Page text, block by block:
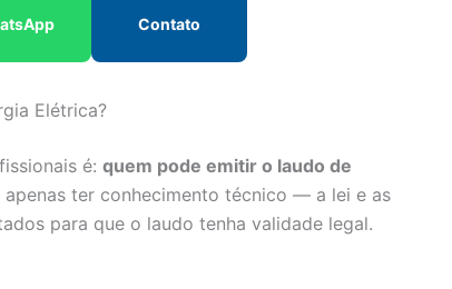
Contato
Elétrica?
é: quem pode emitir o laudo de
apenas ter conhecimento técnico — a lei e as
para que o laudo tenha validade legal.